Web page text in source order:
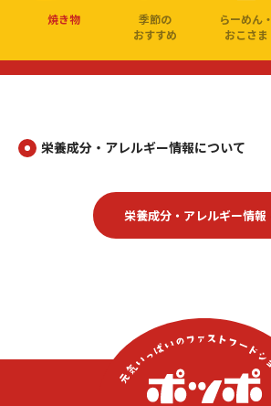
季節の
おすすめ
らーめん・
おこさま
焼き物
栄養成分・アレルギー情報について
栄養成分・アレルギー情報